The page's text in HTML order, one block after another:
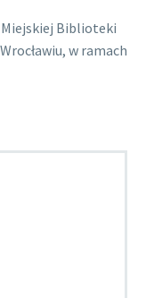
Biblioteki
w ramach